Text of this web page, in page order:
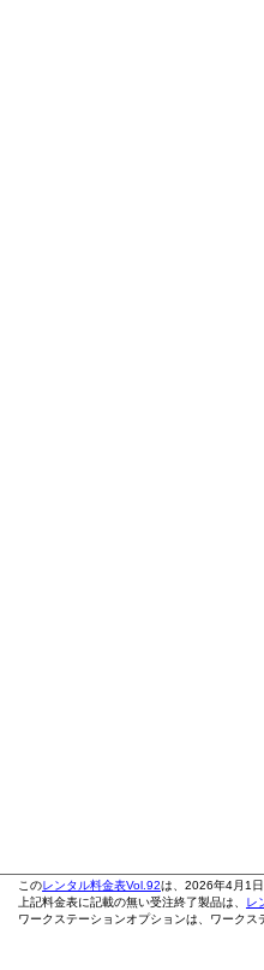
このレンタル料金表Vol.92は、2026年4月1
上記料金表に記載の無い受注終了製品は、 レ
ワークステーションオプションは、ワークス